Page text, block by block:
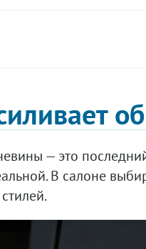
— это
В салоне